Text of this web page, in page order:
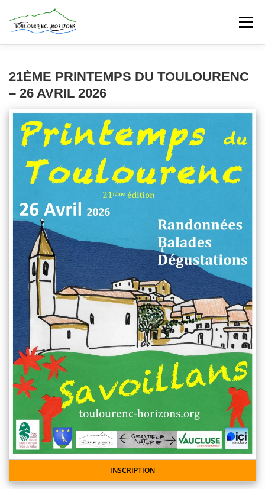
contenu
Menu
EVENEMENTS GUIDE DE LA VALLÉE
21ÈME PRINTEMPS DU TOULOURENC
– 26 AVRIL 2026
INSCRIPTION